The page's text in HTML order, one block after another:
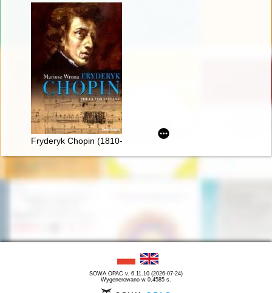
Fryderyk Chopin (1810-1849). Poeta fortepianu
SOWA OPAC v. 6.11.10 (2026-07-24)
Wygenerowano w 0,4585 s.